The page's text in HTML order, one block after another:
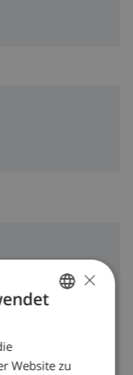
DUTCH
×
Website zu